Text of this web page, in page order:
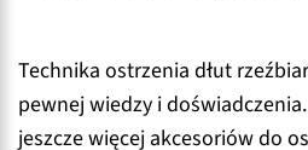
Technika ostrzenia dłut
pewnej wiedzy i
jeszcze więcej akcesoriów do